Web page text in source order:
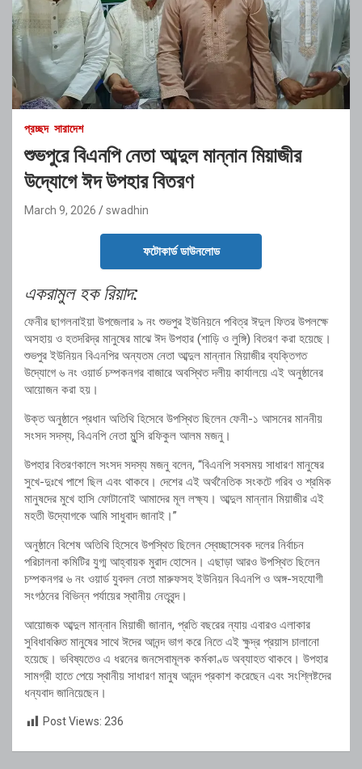
প্রচ্ছদ সারাদেশ
শুভপুরে বিএনপি নেতা আব্দুল মান্নান মিয়াজীর
উদ্যোগে ঈদ উপহার বিতরণ
March 9, 2026 swadhin
ফটোকার্ড ডাউনলোড
একরামুল হক রিয়াদ:
ফেনীর ছাগলনাইয়া উপজেলার ৯ নং শুভপুর ইউনিয়নে পবিত্র ঈদুল ফিতর উপলক্ষে
অসহায় ও হতদরিদ্র মানুষের মাঝে ঈদ উপহার (শাড়ি ও লুঙ্গি) বিতরণ করা হয়েছে।
শুভপুর ইউনিয়ন বিএনপির অন্যতম নেতা আব্দুল মান্নান মিয়াজীর ব্যক্তিগত
উদ্যোগে ৬ নং ওয়ার্ড চম্পকনগর বাজারে অবস্থিত দলীয় কার্যালয়ে এই অনুষ্ঠানের
আয়োজন করা হয়।
উক্ত অনুষ্ঠানে প্রধান অতিথি হিসেবে উপস্থিত ছিলেন ফেনী-১ আসনের মাননীয়
সংসদ সদস্য, বিএনপি নেতা মুন্সি রফিকুল আলম মজনু।
উপহার বিতরণকালে সংসদ সদস্য মজনু বলেন, “বিএনপি সবসময় সাধারণ মানুষের
সুখে-দুঃখে পাশে ছিল এবং থাকবে। দেশের এই অর্থনৈতিক সংকটে গরিব ও শ্রমিক
মানুষদের মুখে হাসি ফোটানোই আমাদের মূল লক্ষ্য। আব্দুল মান্নান মিয়াজীর এই
মহতী উদ্যোগকে আমি সাধুবাদ জানাই।”
অনুষ্ঠানে বিশেষ অতিথি হিসেবে উপস্থিত ছিলেন স্বেচ্ছাসেবক দলের নির্বাচন
পরিচালনা কমিটির যুগ্ম আহ্বায়ক মুরাদ হোসেন। এছাড়া আরও উপস্থিত ছিলেন
চম্পকনগর ৬ নং ওয়ার্ড যুবদল নেতা মারুফসহ ইউনিয়ন বিএনপি ও অঙ্গ-সহযোগী
সংগঠনের বিভিন্ন পর্যায়ের স্থানীয় নেতৃবৃন্দ।
আয়োজক আব্দুল মান্নান মিয়াজী জানান, প্রতি বছরের ন্যায় এবারও এলাকার
সুবিধাবঞ্চিত মানুষের সাথে ঈদের আনন্দ ভাগ করে নিতে এই ক্ষুদ্র প্রয়াস চালানো
হয়েছে। ভবিষ্যতেও এ ধরনের জনসেবামূলক কর্মকাণ্ড অব্যাহত থাকবে। উপহার
সামগ্রী হাতে পেয়ে স্থানীয় সাধারণ মানুষ আনন্দ প্রকাশ করেছেন এবং সংশ্লিষ্টদের
ধন্যবাদ জানিয়েছেন।
Post Views: 236